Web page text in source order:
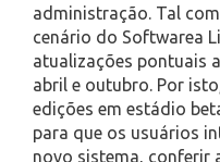
administração. Tal
cenário do Softwarea
atualizações pontuais
abril e outubro. Por
edições em estádio
para que os usuários
novo sistema, conferir